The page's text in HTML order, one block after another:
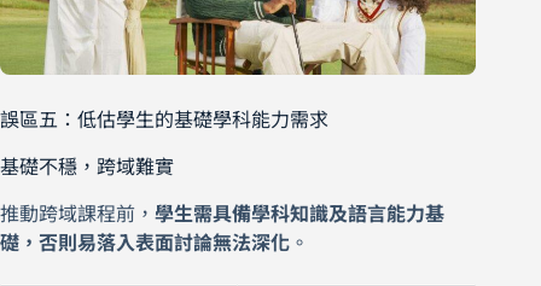
誤區五：低估學生的基礎學科能力需求
基礎不穩，跨域難實
推動跨域課程前， 學生需具備學科知識及語言能力基
礎，否則易落入表面討論無法深化 。